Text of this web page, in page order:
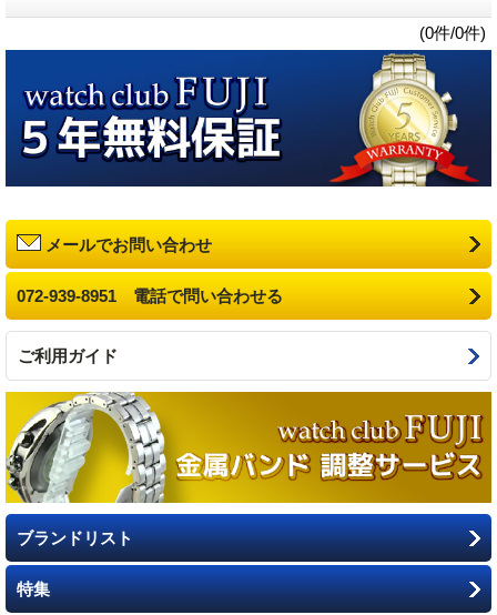
(0件/0件)
メールでお問い合わせ
072-939-8951 電話で問い合わせる
ご利用ガイド
ブランドリスト
特集